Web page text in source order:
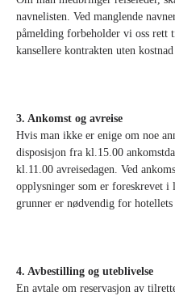
navnelisten. Ved manglende
påmelding forbeholder vi oss rett
kansellere kontrakten uten
3. Ankomst og avreise
Hvis man ikke er enige om noe
disposisjon fra kl.15.00
kl.11.00 avreisedagen. Ved
opplysninger som er foreskrevet
grunner er nødvendig for
4. Avbestilling og uteblivelse
En avtale om reservasjon av